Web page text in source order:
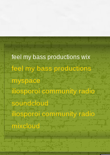
feel my bass productions wix
feel my bass productions
myspace
iliosporoi community radio
soundcloud
iliosporoi community radio
mixcloud